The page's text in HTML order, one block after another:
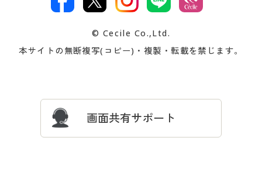
著作権・商標について 会社案内
プレゼント＆キャンペーン サイトマップ
交換・返品は お支払は
ついて
忘れの場合
© Cecile Co.,Ltd.
本サイトの無断複写(コピー)・複製・転載を禁じます。
画面共有サポート